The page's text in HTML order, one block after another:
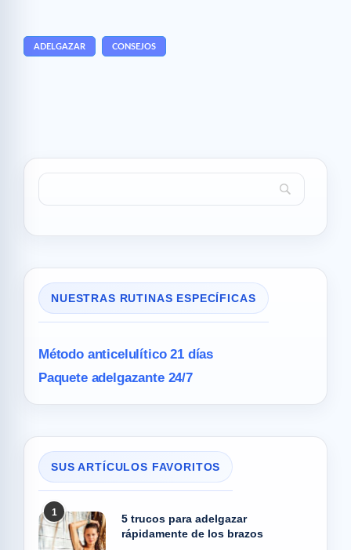
ADELGAZAR CONSEJOS
NUESTRAS RUTINAS ESPECÍFICAS
Método anticelulítico 21 días
Paquete adelgazante 24/7
SUS ARTÍCULOS FAVORITOS
1
5 trucos para adelgazar
rápidamente de los brazos